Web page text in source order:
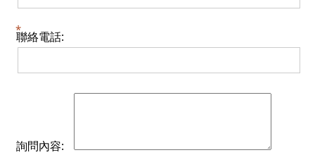
聯絡電話:
詢問內容: